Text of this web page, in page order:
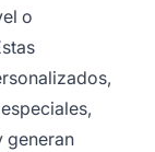
o
generan